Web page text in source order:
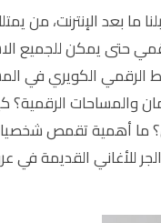
ما بعد الإنترنت، من
حتى يمكن للجميع
الرقمي الكويري في
والمساحات الرقمية؟
ما أهمية تقمص
للأغاني القديمة